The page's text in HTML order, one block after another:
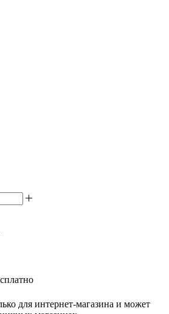
для интернет-магазина и может